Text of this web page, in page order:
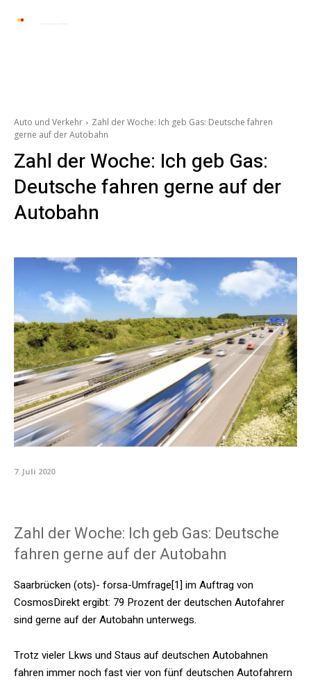
Auto und Verkehr
Zahl der Woche: Ich geb Gas: Deutsche fahren
gerne auf der Autobahn
Zahl der Woche: Ich geb Gas:
Deutsche fahren gerne auf der
Autobahn
7. Juli 2020
Zahl der Woche: Ich geb Gas: Deutsche
fahren gerne auf der Autobahn
Saarbrücken (ots)- forsa-Umfrage[1] im Auftrag von
CosmosDirekt ergibt: 79 Prozent der deutschen Autofahrer
sind gerne auf der Autobahn unterwegs.
Trotz vieler Lkws und Staus auf deutschen Autobahnen
fahren immer noch fast vier von fünf deutschen Autofahrern